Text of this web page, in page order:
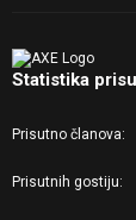
Statistika
Prisutno članova
Prisutnih gostiju